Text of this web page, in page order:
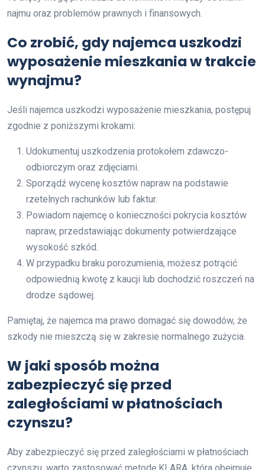
najmu oraz problemów prawnych i finansowych.
Co zrobić, gdy najemca uszkodzi
wyposażenie mieszkania w trakcie
wynajmu?
Jeśli najemca uszkodzi wyposażenie mieszkania, postępuj
zgodnie z poniższymi krokami:
Udokumentuj uszkodzenia protokołem zdawczo-
odbiorczym oraz zdjęciami.
Sporządź wycenę kosztów napraw na podstawie
rzetelnych rachunków lub faktur.
Powiadom najemcę o konieczności pokrycia kosztów
napraw, przedstawiając dokumenty potwierdzające
wysokość szkód.
W przypadku braku porozumienia, możesz potrącić
odpowiednią kwotę z kaucji lub dochodzić roszczeń na
drodze sądowej.
Pamiętaj, że najemca ma prawo domagać się dowodów, że
szkody nie mieszczą się w zakresie normalnego zużycia.
W jaki sposób można
zabezpieczyć się przed
zaległościami w płatnościach
czynszu?
Aby zabezpieczyć się przed zaległościami w płatnościach